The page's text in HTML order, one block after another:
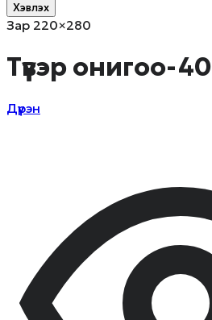
Хэвлэх
Зар 220×280
Түүвэр онигоо-40
Дүүрэн